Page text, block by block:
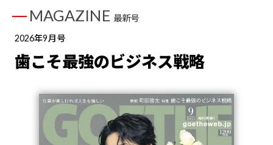
MAGAZINE 最新号
2026年9月号
歯こそ最強のビジネス戦略